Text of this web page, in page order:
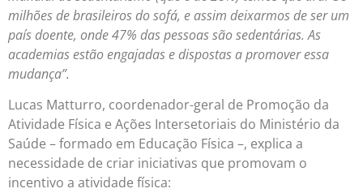
milhões de brasileiros do sofá, e assim deixarmos de ser um
país doente, onde 47% das pessoas são sedentárias. As
academias estão engajadas e dispostas a promover essa
mudança”.
Lucas Matturro, coordenador-geral de Promoção da
Atividade Física e Ações Intersetoriais do Ministério da
Saúde – formado em Educação Física –, explica a
necessidade de criar iniciativas que promovam o
incentivo a atividade física: